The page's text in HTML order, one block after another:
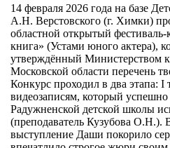
14 февраля 2026 года на базе
А.Н. Верстовского (г. Химки)
областной открытый
книга» (Устами юного актера),
утверждённый Министерством
Московской области перечень
Конкурс проходил в два этапа: I
видеозаписям, который
Радужненской детской школы
(преподаватель Кузубова О.Н.).
выступление Даши покорило